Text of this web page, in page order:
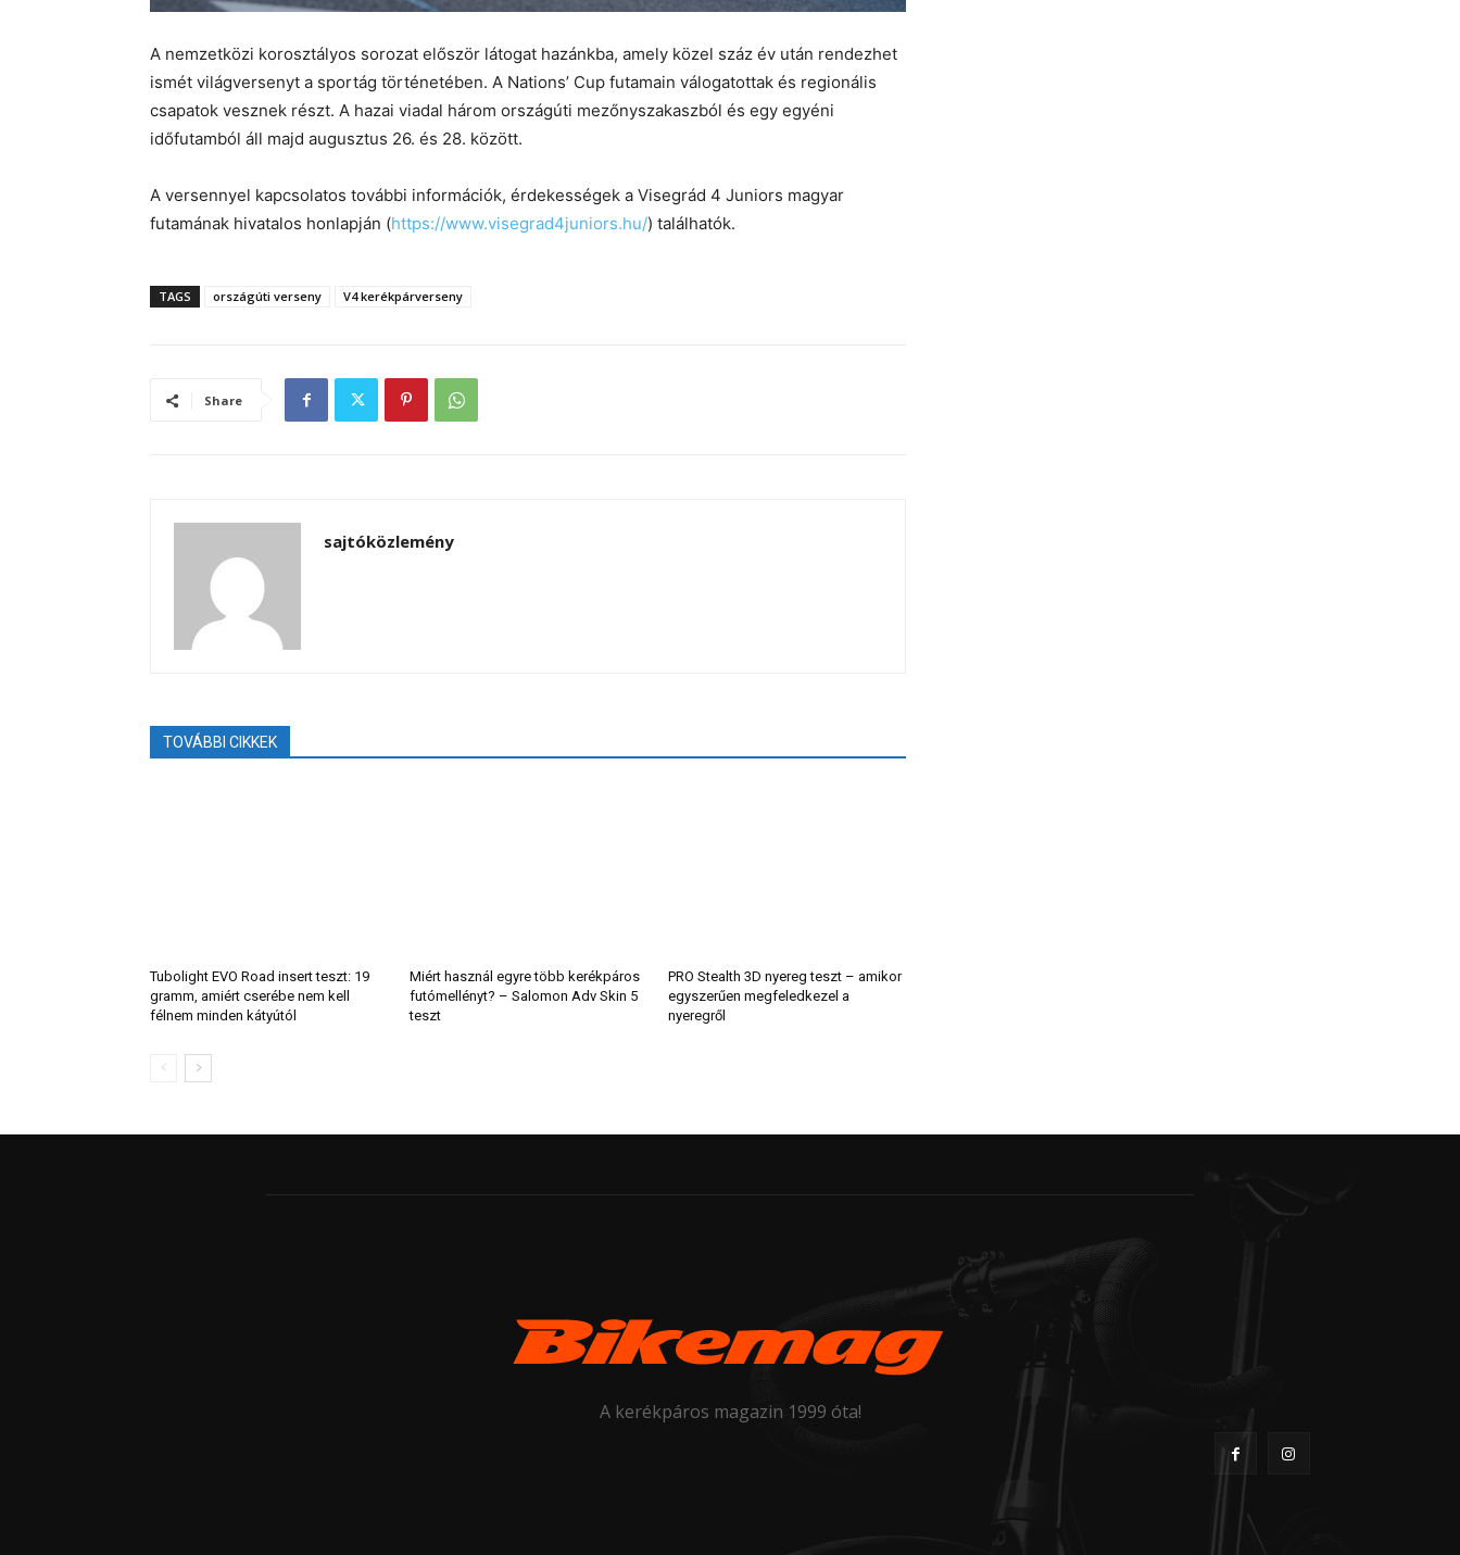
A nemzetközi korosztályos sorozat először látogat hazánkba, amely közel száz év után rendezhet
ismét világversenyt a sportág történetében. A Nations’ Cup futamain válogatottak és regionális
csapatok vesznek részt. A hazai viadal három országúti mezőnyszakaszból és egy egyéni
időfutamból áll majd augusztus 26. és 28. között.
A versennyel kapcsolatos további információk, érdekességek a Visegrád 4 Juniors magyar
futamának hivatalos honlapján (https://www.visegrad4juniors.hu/) találhatók.
TAGS országúti verseny V4 kerékpárverseny
Share
sajtóközlemény
TOVÁBBI CIKKEK
Tubolight EVO Road insert teszt: 19
gramm, amiért cserébe nem kell
félnem minden kátyútól
Miért használ egyre több kerékpáros
futómellényt? – Salomon Adv Skin 5
teszt
PRO Stealth 3D nyereg teszt – amikor
egyszerűen megfeledkezel a
nyeregről
A kerékpáros magazin 1999 óta!